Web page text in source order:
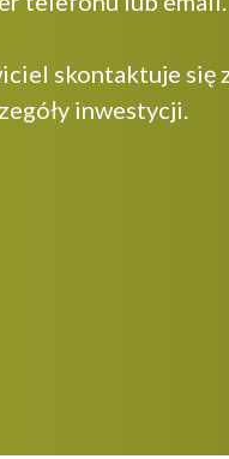
skontaktuje się
inwestycji.